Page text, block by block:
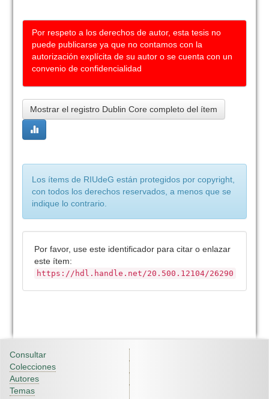
Por respeto a los derechos de autor, esta tesis no
puede publicarse ya que no contamos con la
autorización explícita de su autor o se cuenta con un
convenio de confidencialidad
Mostrar el registro Dublin Core completo del ítem
Los ítems de RIUdeG están protegidos por copyright,
con todos los derechos reservados, a menos que se
indique lo contrario.
Por favor, use este identificador para citar o enlazar
este ítem:
https://hdl.handle.net/20.500.12104/26290
Consultar
Colecciones
Autores
Temas